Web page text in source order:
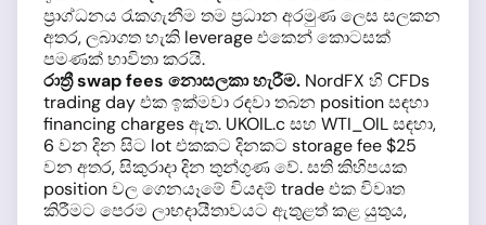
ප්‍රාග්ධනය රැකගැනීම තම ප්‍රධාන අරමුණ ලෙස සලකන
අතර, ලබාගත හැකි leverage එකෙන් කොටසක්
පමණක් භාවිතා කරයි.
රාත්‍රී swap fees නොසලකා හැරීම. NordFX හි CFDs
trading day එක ඉක්මවා රඳවා තබන position සඳහා
financing charges ඇත. UKOIL.c සහ WTI_OIL සඳහා,
6 වන දින සිට lot එකකට දිනකට storage fee $25
වන අතර, සිකුරාදා දින තුන්ගුණ වේ. සති කිහිපයක
position වල ගෙනයෑමේ වියදම් trade එක විවෘත
කිරීමට පෙරම ලාභදායීතාවයට ඇතුළත් කළ යුතුය,